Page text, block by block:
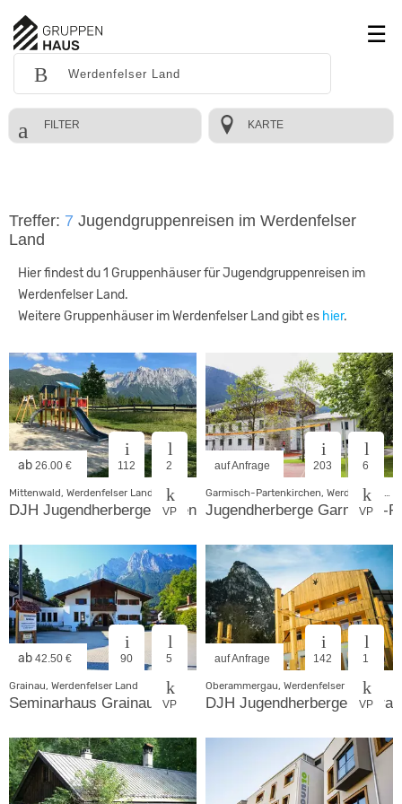
FILTER KARTE
Treffer: 7 Jugendgruppenreisen im Werdenfelser
Land
Hier findest du 1 Gruppenhäuser für Jugendgruppenreisen im
Werdenfelser Land.
Weitere Gruppenhäuser im Werdenfelser Land gibt es hier.
ab 26.00 € 112 2
VP
Mittenwald, Werdenfelser Land
DJH Jugendherberge Mittenwald
auf Anfrage 203 6
VP
Garmisch-Partenkirchen, Werdenfelser Land
Jugendherberge Garmisch-
ab 42.50 € 90 5
VP
Grainau, Werdenfelser Land
Seminarhaus Grainau
auf Anfrage 142 1
VP
Oberammergau, Werdenfelser Land
DJH Jugendherberge